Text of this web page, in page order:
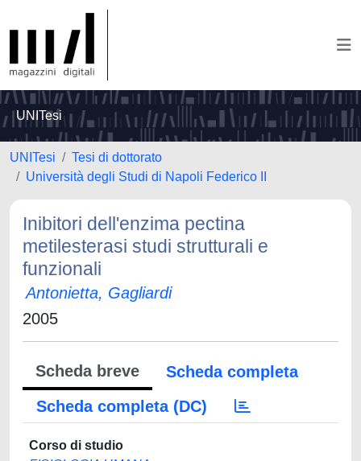
UNITesi
UNITesi
Tesi di dottorato
Università degli Studi di Napoli Federico II
Inibitori dell'enzima pectina
metilesterasi studi strutturali e
funzionali
Antonietta, Gagliardi
2005
Scheda breve
Scheda completa
Scheda completa (DC)
Corso di studio